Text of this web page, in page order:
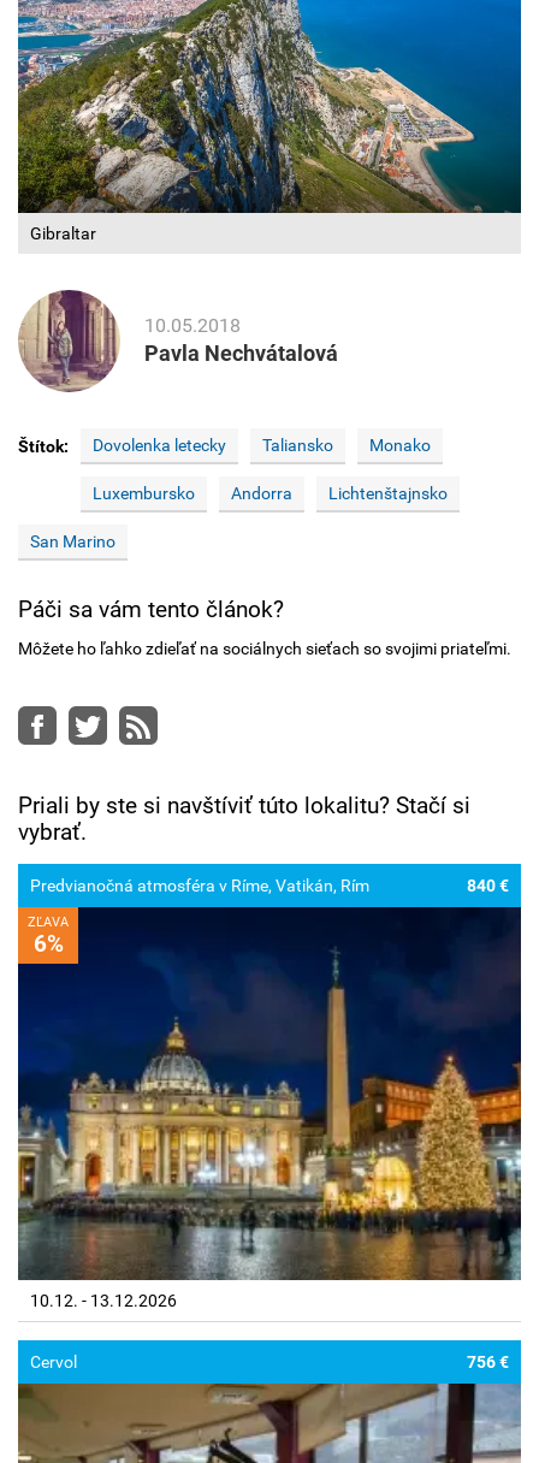
Gibraltar
10.05.2018
Pavla Nechvátalová
Štítok: Dovolenka letecky Taliansko Monako
Luxembursko Andorra Lichtenštajnsko
San Marino
Páči sa vám tento článok?
Môžete ho ľahko zdieľať na sociálnych sieťach so svojimi priateľmi.
Facebook
Twitter
RSS
Priali by ste si navštíviť túto lokalitu? Stačí si
vybrať.
Predvianočná atmosféra v Ríme, Vatikán, Rím 840 €
ZĽAVA
6%
10.12. - 13.12.2026
Cervol 756 €